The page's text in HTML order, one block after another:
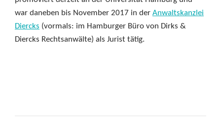
war daneben bis November 2017 in der Anwaltskanzlei
Diercks (vormals: im Hamburger Büro von Dirks &
Diercks Rechtsanwälte) als Jurist tätig.